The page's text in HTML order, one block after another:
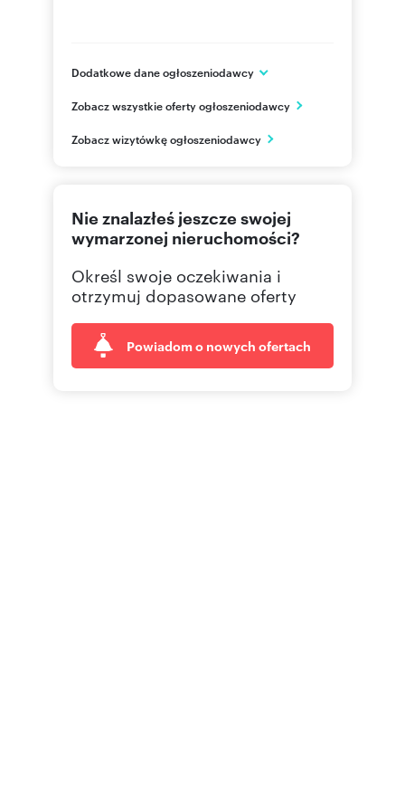
Dodatkowe dane ogłoszeniodawcy
Kielce
PL
Zobacz wszystkie oferty ogłoszeniodawcy
Zobacz wizytówkę ogłoszeniodawcy
Nie znalazłeś jeszcze swojej
wymarzonej nieruchomości?
Określ swoje oczekiwania i
otrzymuj dopasowane oferty
Powiadom o nowych ofertach